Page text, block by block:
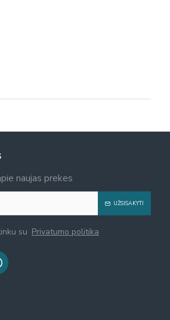
naujas prekes
UŽSISAKYTI
su Privatumo politika